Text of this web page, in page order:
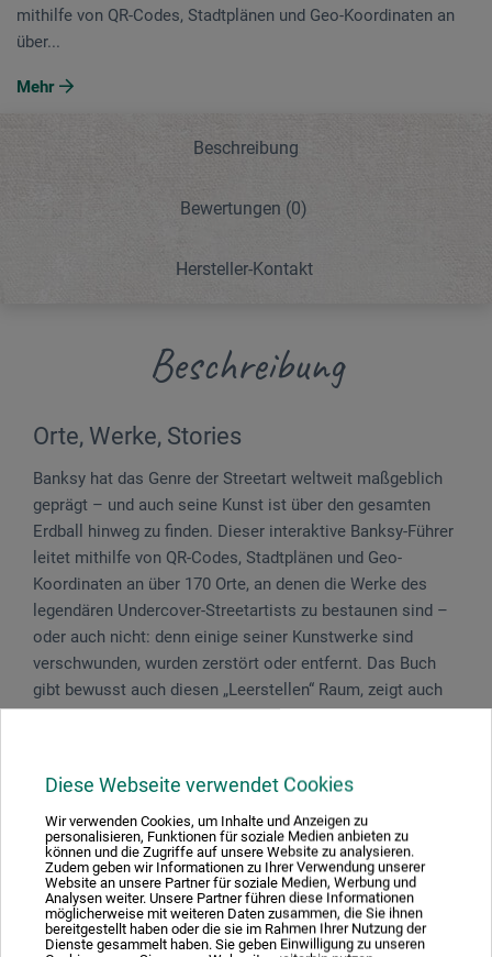
Diese Webseite verwendet Cookies
Wir verwenden Cookies, um Inhalte und Anzeigen zu
personalisieren, Funktionen für soziale Medien anbieten zu
können und die Zugriffe auf unsere Website zu analysieren.
Zudem geben wir Informationen zu Ihrer Verwendung unserer
Website an unsere Partner für soziale Medien, Werbung und
Analysen weiter. Unsere Partner führen diese Informationen
möglicherweise mit weiteren Daten zusammen, die Sie ihnen
bereitgestellt haben oder die sie im Rahmen Ihrer Nutzung der
Dienste gesammelt haben. Sie geben Einwilligung zu unseren
mithilfe von QR-Codes, Stadtplänen und Geo-Koordinaten an
über...
Mehr
Beschreibung
Bewertungen (0)
Hersteller-Kontakt
Beschreibung
Orte, Werke, Stories
Banksy hat das Genre der Streetart weltweit maßgeblich
geprägt – und auch seine Kunst ist über den gesamten
Erdball hinweg zu finden. Dieser interaktive Banksy-Führer
leitet mithilfe von QR-Codes, Stadtplänen und Geo-
Koordinaten an über 170 Orte, an denen die Werke des
legendären Undercover-Streetartists zu bestaunen sind –
oder auch nicht: denn einige seiner Kunstwerke sind
verschwunden, wurden zerstört oder entfernt. Das Buch
gibt bewusst auch diesen „Leerstellen“ Raum, zeigt auch
diese Artworks und regt zum Nachdenken über die
Stories und Hintergrundinformationen über Banksy, seine
Techniken, seine einzelnen Werke und das Genre der
Street Art. Er führt zu den Schauplätzen seiner Artworks,
von seiner (vermutlichen) Heimat Bristol über ganz
Großbritannien, in die USA, bis nach Süd- und Osteuropa.
304 S., 240 farb. Abb., 22,9 x 26,5 cm, geb., dt., Prestel